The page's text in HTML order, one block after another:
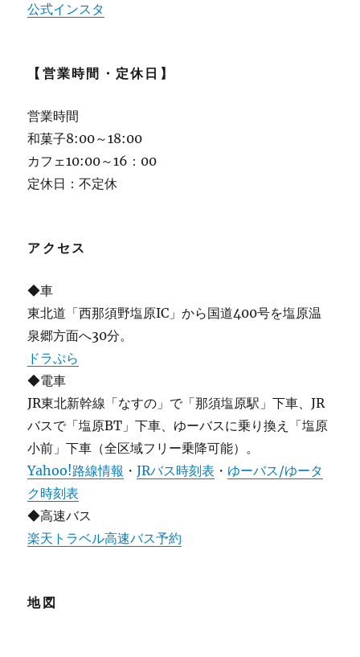
公式インスタ
【営業時間・定休日】
営業時間
和菓子8:00～18:00
カフェ10:00～16：00
定休日：不定休
アクセス
◆車
東北道「西那須野塩原IC」から国道400号を塩原温
泉郷方面へ30分。
ドラぷら
◆電車
JR東北新幹線「なすの」で「那須塩原駅」下車、JR
バスで「塩原BT」下車、ゆーバスに乗り換え「塩原
小前」下車（全区域フリー乗降可能）。
Yahoo!路線情報 ・JRバス時刻表 ・ ゆーバス/ゆータ
ク時刻表
◆高速バス
楽天トラベル高速バス予約
地図